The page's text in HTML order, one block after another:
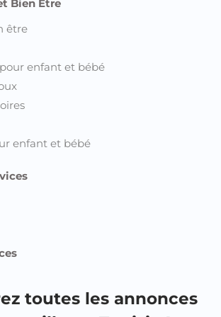
Bien Etre
être
enfant et bébé
enfant et bébé
toutes les annonces